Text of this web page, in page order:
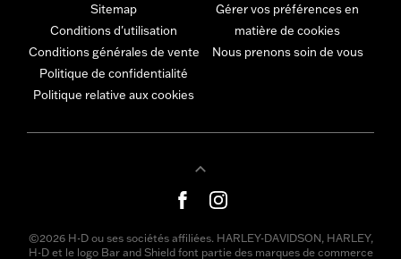
Sitemap
Conditions d'utilisation
Conditions générales de vente
Politique de confidentialité
Politique relative aux cookies
Gérer vos préférences en
matière de cookies
Nous prenons soin de vous
©2026 H-D ou ses sociétés affiliées. HARLEY-DAVIDSON, HARLEY,
H-D et le logo Bar and Shield font partie des marques de commerce